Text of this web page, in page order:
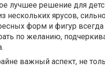
лучшее решение для
нескольких ярусов,
форм и фигур всегда
по желанию,
важный аспект, не